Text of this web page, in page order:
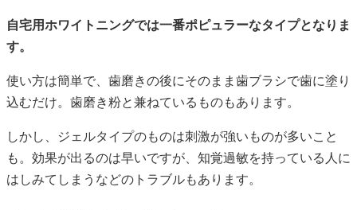
自宅用ホワイトニングでは一番ポピュラーなタイプとなりま
す。
使い方は簡単で、歯磨きの後にそのまま歯ブラシで歯に塗り
込むだけ。歯磨き粉と兼ねているものもあります。
しかし、ジェルタイプのものは刺激が強いものが多いこと
も。効果が出るのは早いですが、知覚過敏を持っている人に
はしみてしまうなどのトラブルもあります。